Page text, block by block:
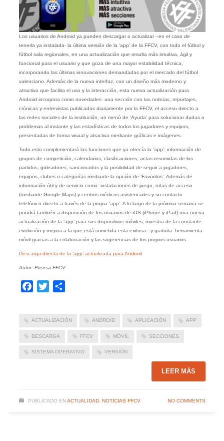
Los usuarios de Android ya pueden descargar o actualizar –en el caso de
tenerla ya instalada- la última versión de la ‘app’ de la FFCV, con todo el fútbol y
fútbol sala regionales, en una actualización que resulta más intuitiva, ágil y
funcional para el usuario y que goza de una mayor estabilidad técnica,
incorporando las últimas innovaciones demandadas por el mercado del fútbol
valenciano. Además de la nueva interfaz, con un diseño más moderno y
atractivo que facilita el uso y la interacción, esta nueva actualización para
Android incorpora como novedades: una sección con las noticias, reportajes,
crónicas y entrevistas publicadas diariamente por la FFCV, el acceso directo a
las redes sociales de la institución, un menú de ‘Ayuda’ para solucionar dudas o
problemas al instante y las estadísticas de todos los jugadores y equipos,
presentadas de forma visual y atractiva mediante gráficas e imágenes.
Todo esto complementará las funciones que ya ofrecía la ‘app’: información de
grupos de competición, calendarios, clasificaciones, actas resumidas de los
partidos, goleadores, sancionados y la posibilidad de seguir a jugadores,
equipos, clubes o categorías mediante la opción de ‘Favoritos’. Además de
información útil y de servicio como: instalaciones de juego, rutas de acceso
(mediante Google Maps) y centros médicos asistenciales y su contacto
telefónico directo a través de la propia ‘app’. A lo largo de la próxima semana se
pondrá también a disposición de los usuarios de iOS (iPhone y iPad) una nueva
actualización de la ‘app’ para sus dispositivos móviles, muestra de la constante
evolución y mejora a la que está sometida esta exitosa –y gratuita- herramienta
móvil gracias a la colaboración y las sugerencias de los propios usuarios.
Descarga directa de la ‘app’ actualizada para Android
Autor: Prensa FFCV
Facebook
Twitter
ACTUALIZACIÓN ANDROID APLICACIÓN APP
DESCARGA FFCV MÓVIL SECCIONES
SISTEMA OPERATIVO VERSIÓN
LEER MÁS
PUBLICADO EN ACTUALIDAD, NOTICIAS FFCV NO COMMENTS